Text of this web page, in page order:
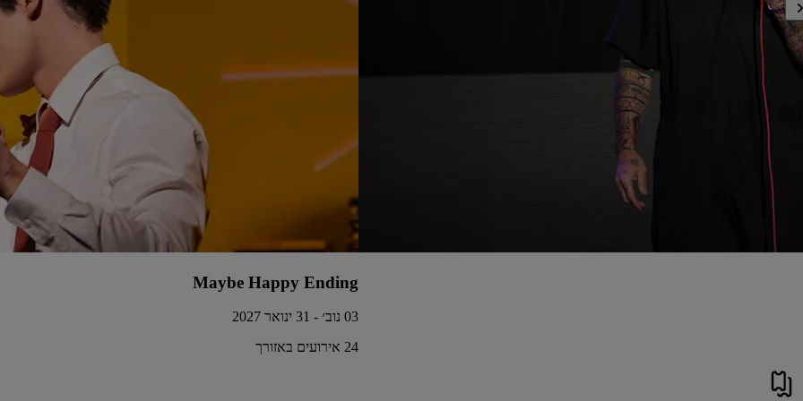
Maybe Happy Ending
03 נוב׳ - 31 ינואר 2027
24 אירועים באזורך